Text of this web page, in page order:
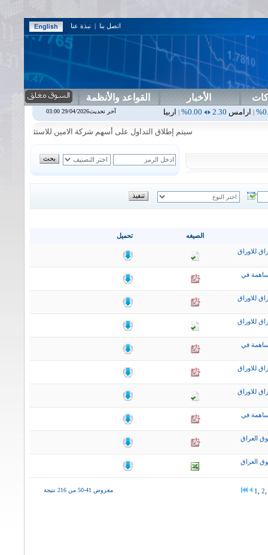
اتصل بنا | نبذة عنا
الأخبار القواعد والأنظمة
|اربيل 0.00%
0.00%
|اسفنج1.87
سيتم إطلاق التداول على أسهم شركة الامين للاستثمار المالي في
تحميل الصيغه
للاوراق
في
للاوراق
للاوراق
في
للاوراق
للاوراق
في
العراق
العراق
معروض 41-50 من 216 نتيجة 1 2